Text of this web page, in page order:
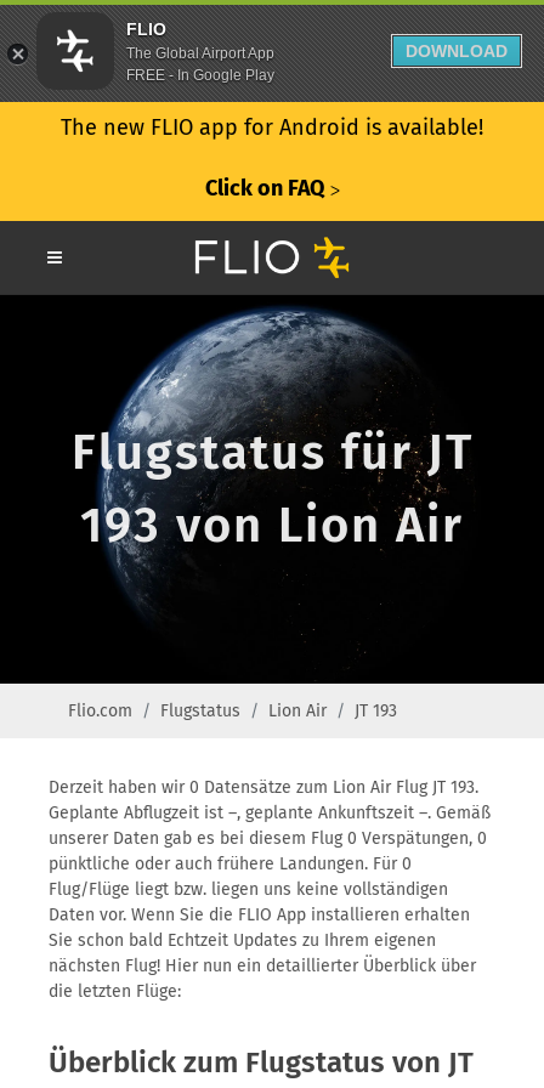
The new FLIO app for Android is available!
Click on FAQ ᐳ
Flugstatus für JT
193 von Lion Air
Flio.com Flugstatus Lion Air JT 193
Derzeit haben wir 0 Datensätze zum Lion Air Flug JT 193.
Geplante Abflugzeit ist –, geplante Ankunftszeit –. Gemäß
unserer Daten gab es bei diesem Flug 0 Verspätungen, 0
pünktliche oder auch frühere Landungen. Für 0
Flug/Flüge liegt bzw. liegen uns keine vollständigen
Daten vor. Wenn Sie die FLIO App installieren erhalten
Sie schon bald Echtzeit Updates zu Ihrem eigenen
nächsten Flug! Hier nun ein detaillierter Überblick über
die letzten Flüge:
Überblick zum Flugstatus von JT
FLIO
The Global Airport App
FREE - In Google Play
DOWNLOAD